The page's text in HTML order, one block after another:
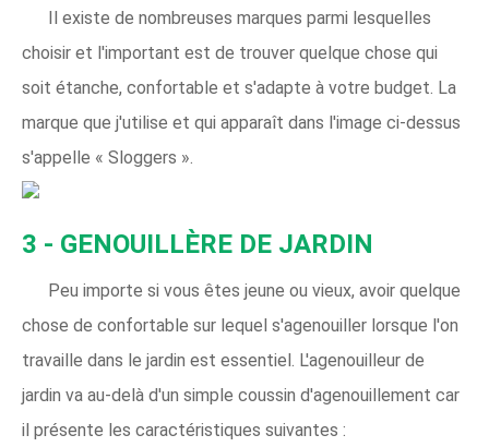
Il existe de nombreuses marques parmi lesquelles
choisir et l'important est de trouver quelque chose qui
soit étanche, confortable et s'adapte à votre budget. La
marque que j'utilise et qui apparaît dans l'image ci-dessus
s'appelle « Sloggers ».
3 - GENOUILLÈRE DE JARDIN
Peu importe si vous êtes jeune ou vieux, avoir quelque
chose de confortable sur lequel s'agenouiller lorsque l'on
travaille dans le jardin est essentiel. L'agenouilleur de
jardin va au-delà d'un simple coussin d'agenouillement car
il présente les caractéristiques suivantes :